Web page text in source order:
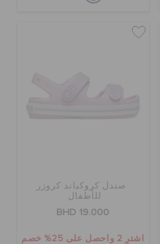
صندل كروكباند كروزر
للأطفال
BHD 19.000
اشترِ 2 واحصل على 25% خصم